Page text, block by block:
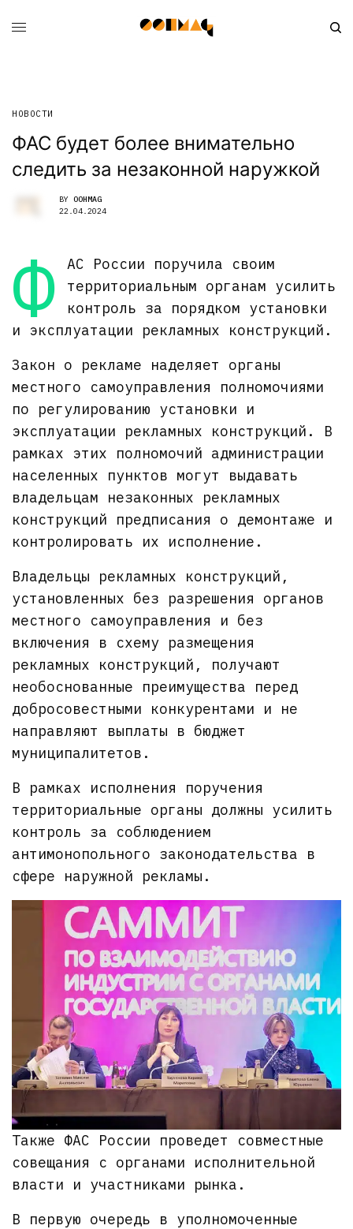
НОВОСТИ
ФАС будет более внимательно
следить за незаконной наружкой
BY OOHMAG
22.04.2024
Ф
АС России поручила своим
территориальным органам усилить
контроль за порядком установки
и эксплуатации рекламных конструкций.
Закон о рекламе наделяет органы
местного самоуправления полномочиями
по регулированию установки и
эксплуатации рекламных конструкций. В
рамках этих полномочий администрации
населенных пунктов могут выдавать
владельцам незаконных рекламных
конструкций предписания о демонтаже и
контролировать их исполнение.
Владельцы рекламных конструкций,
установленных без разрешения органов
местного самоуправления и без
включения в схему размещения
рекламных конструкций, получают
необоснованные преимущества перед
добросовестными конкурентами и не
направляют выплаты в бюджет
муниципалитетов.
В рамках исполнения поручения
территориальные органы должны усилить
контроль за соблюдением
антимонопольного законодательства в
сфере наружной рекламы.
Также ФАС России проведет совместные
совещания с органами исполнительной
власти и участниками рынка.
В первую очередь в уполномоченные